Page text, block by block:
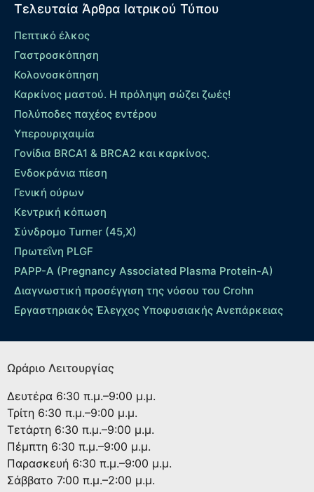
Τελευταία Άρθρα Ιατρικού Τύπου
Πεπτικό έλκος
Γαστροσκόπηση
Κολονοσκόπηση
Καρκίνος μαστού. Η πρόληψη σώζει ζωές!
Πολύποδες παχέος εντέρου
Yπερουριχαιμία
Γονίδια BRCA1 & BRCA2 και καρκίνος.
Ενδοκράνια πίεση
Γενική ούρων
Κεντρική κόπωση
Σύνδρομο Turner (45,X)
Πρωτεΐνη PLGF
PAPP-A (Pregnancy Associated Plasma Protein-A)
Διαγνωστική προσέγγιση της νόσου του Crohn
Εργαστηριακός Έλεγχος Υποφυσιακής Ανεπάρκειας
Ωράριο Λειτουργίας
Δευτέρα 6:30 π.μ.–9:00 μ.μ.
Τρίτη 6:30 π.μ.–9:00 μ.μ.
Τετάρτη 6:30 π.μ.–9:00 μ.μ.
Πέμπτη 6:30 π.μ.–9:00 μ.μ.
Παρασκευή 6:30 π.μ.–9:00 μ.μ.
Σάββατο 7:00 π.μ.–2:00 μ.μ.